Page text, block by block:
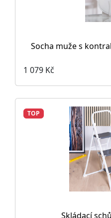
Socha muže s
1 079 Kč
TOP
Skládací